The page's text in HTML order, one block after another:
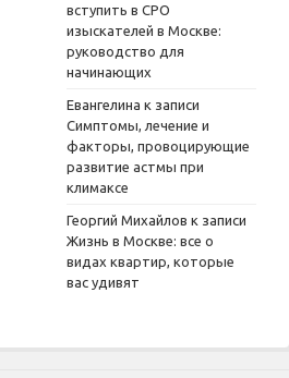
вступить в СРО
изыскателей в Москве:
руководство для
начинающих
Евангелина к записи
Симптомы, лечение и
факторы, провоцирующие
развитие астмы при
климаксе
Георгий Михайлов к записи
Жизнь в Москве: все о
видах квартир, которые
вас удивят